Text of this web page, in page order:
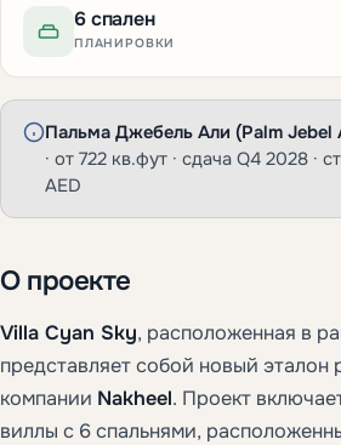
6 спален
ПЛАНИРОВКИ
Пальма Джебель Али (Palm Jebel
· от 722 кв.фут · сдача Q4 2028 ·
AED
О проекте
Villa Cyan Sky, расположенная в
представляет собой новый
компании Nakheel. Проект
виллы с 6 спальнями,